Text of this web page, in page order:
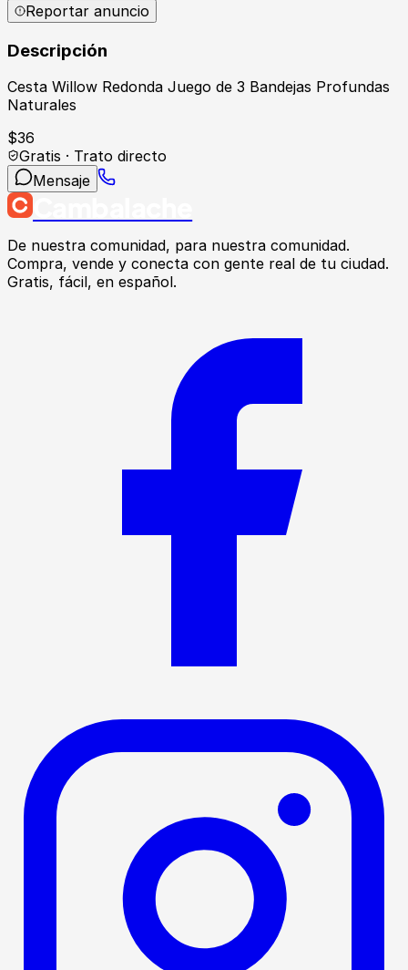
Reportar anuncio
Descripción
Cesta Willow Redonda Juego de 3 Bandejas Profundas
Naturales
$36
Gratis · Trato directo
Mensaje
De nuestra comunidad, para nuestra comunidad.
Compra, vende y conecta con gente real de tu ciudad.
Gratis, fácil, en español.